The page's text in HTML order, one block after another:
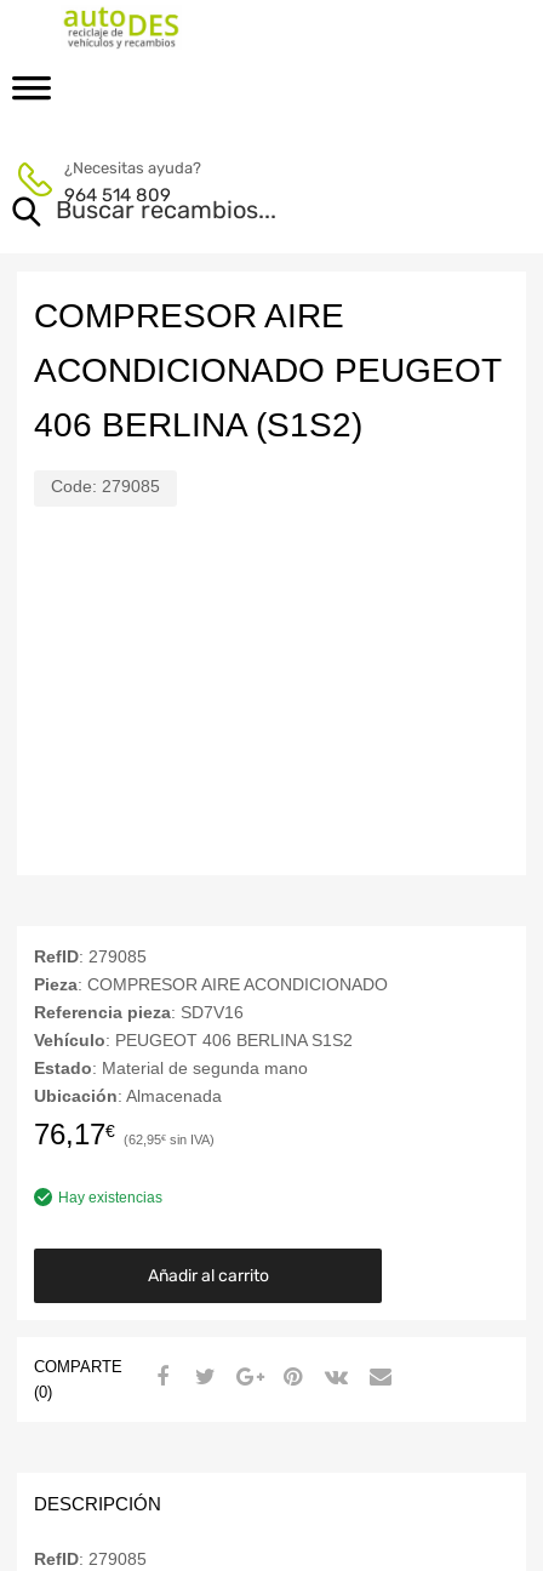
¿Necesitas ayuda?
964 514 809
COMPRESOR AIRE
ACONDICIONADO PEUGEOT
406 BERLINA (S1S2)
Code: 279085
RefID: 279085
Pieza: COMPRESOR AIRE ACONDICIONADO
Referencia pieza: SD7V16
Vehículo: PEUGEOT 406 BERLINA S1S2
Estado: Material de segunda mano
Ubicación: Almacenada
76,17€ 62,95€
Hay existencias
Añadir al carrito
COMPARTE
(0)
DESCRIPCIÓN
RefID: 279085